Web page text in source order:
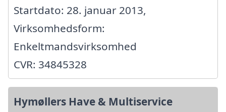
Startdato: 28. januar 2013,
Virksomhedsform:
Enkeltmandsvirksomhed
CVR: 34845328
Hymøllers Have & Multiservice